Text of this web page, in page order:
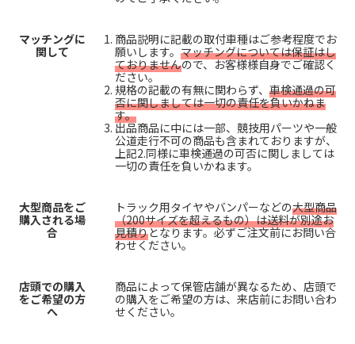
マッチングに
関して
商品説明に記載の取付車種はご参考程度でお
願いします。 マッチングについては保証はし
ておりませんので、お客様様自身でご確認く
ださい。
規格の記載の有無に関わらず、 車検通過の可
否に関しましては一切の責任を負いかねま
す。
出品商品に中には一部、競技用パーツや一般
公道走行不可の商品も含まれておりますが、
上記2.同様に車検通過の可否に関しましては
一切の責任を負いかねます。
大型商品をご
購入される場
合
トラック用タイヤやバンパーなどの大型商品
（200サイズを超えるもの）は送料が別途お
見積りとなります。必ずご注文前にお問い合
わせください。
店頭での購入
をご希望の方
へ
商品によって保管店舗が異なるため、店頭で
の購入をご希望の方は、来店前にお問い合わ
せください。